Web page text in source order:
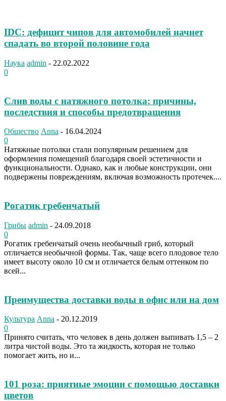
IDC: дефицит чипов для автомобилей начнет
спадать во второй половине года
Наука admin - 22.02.2022
0
Слив воды с натяжного потолка: причины,
последствия и способы предотвращения
Общество Anna - 16.04.2024
0
Натяжные потолки стали популярным решением для
оформления помещений благодаря своей эстетичности и
функциональности. Однако, как и любые конструкции, они
подвержены повреждениям, включая возможность протечек....
Рогатик гребенчатый
Грибы admin - 24.09.2018
0
Рогатик гребенчатый очень необычный гриб, который
отличается необычной формы. Так, чаще всего плодовое тело
имеет высоту около 10 см и отличается белым оттенком по
всей...
Преимущества доставки воды в офис или на дом
Культура Anna - 20.12.2019
0
Принято считать, что человек в день должен выпивать 1,5 – 2
литра чистой воды. Это та жидкость, которая не только
помогает жить, но и...
101 роза: приятные эмоции с помощью доставки
цветов